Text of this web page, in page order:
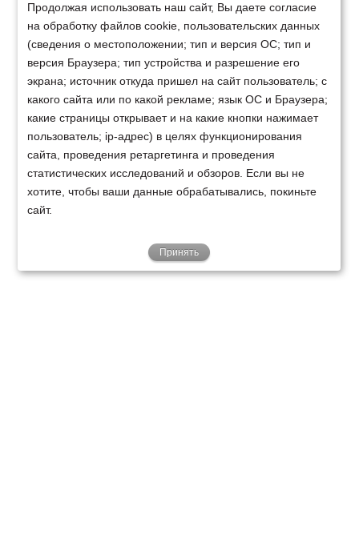
Продолжая использовать наш сайт, Вы даете согласие
на обработку файлов cookie, пользовательских данных
(сведения о местоположении; тип и версия ОС; тип и
версия Браузера; тип устройства и разрешение его
экрана; источник откуда пришел на сайт пользователь; с
какого сайта или по какой рекламе; язык ОС и Браузера;
какие страницы открывает и на какие кнопки нажимает
пользователь; ip-адрес) в целях функционирования
сайта, проведения ретаргетинга и проведения
статистических исследований и обзоров. Если вы не
хотите, чтобы ваши данные обрабатывались, покиньте
сайт.
Принять